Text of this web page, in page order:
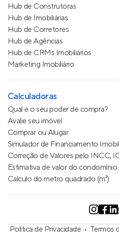
Hub de Construtoras
Hub de Imobiliárias
Hub de Corretores
Hub de Agências
Hub de CRMs Imobiliários
Marketing Imobiliário
Calculadoras
Qual é o seu poder de compra?
Avalie seu imóvel
Comprar ou Alugar
Simulador de Financiamento
Correção de Valores pelo INCC,
Estimativa de valor do condomínio
Calculo do metro quadrado (m²)
Política de Privacidade Termos